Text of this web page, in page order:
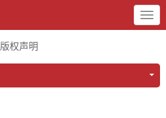
版权声明